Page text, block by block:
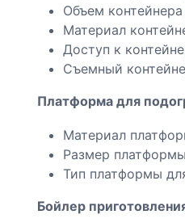
Объем
Материал
Доступ к
Съемный
Платформа для
Материал
Размер
Тип платформы
Бойлер